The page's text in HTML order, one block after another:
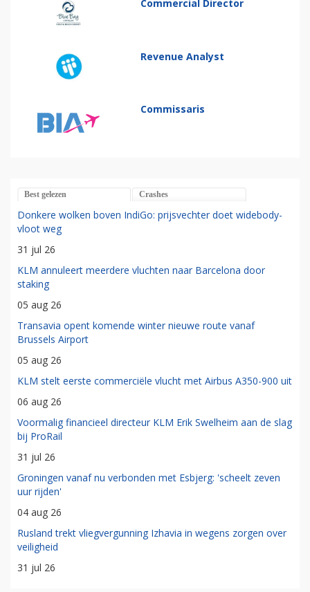
Commercial Director
Revenue Analyst
Commissaris
Best gelezen Crashes
Donkere wolken boven IndiGo: prijsvechter doet widebody-
vloot weg
31 jul 26
KLM annuleert meerdere vluchten naar Barcelona door
staking
05 aug 26
Transavia opent komende winter nieuwe route vanaf
Brussels Airport
05 aug 26
KLM stelt eerste commerciële vlucht met Airbus A350-900 uit
06 aug 26
Voormalig financieel directeur KLM Erik Swelheim aan de slag
bij ProRail
31 jul 26
Groningen vanaf nu verbonden met Esbjerg: 'scheelt zeven
uur rijden'
04 aug 26
Rusland trekt vliegvergunning Izhavia in wegens zorgen over
veiligheid
31 jul 26